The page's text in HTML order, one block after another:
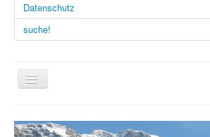
Datenschutz
suche!
Navigation
an/aus